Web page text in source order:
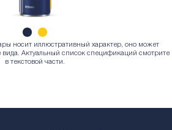
носит иллюстративный характер, оно может
вида. Актуальный список спецификаций смотрите
в текстовой части.